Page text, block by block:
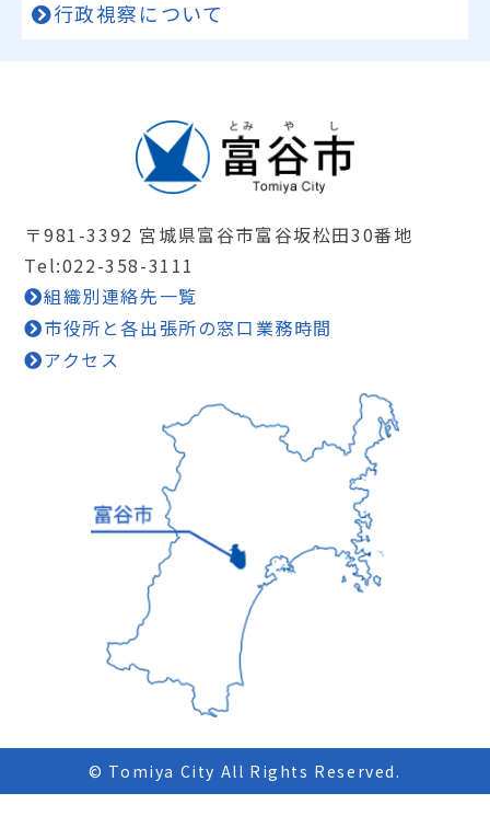
行政視察について
〒981-3392 宮城県富谷市富谷坂松田30番地
Tel:022-358-3111
組織別連絡先一覧
市役所と各出張所の窓口業務時間
アクセス
© Tomiya City All Rights Reserved.